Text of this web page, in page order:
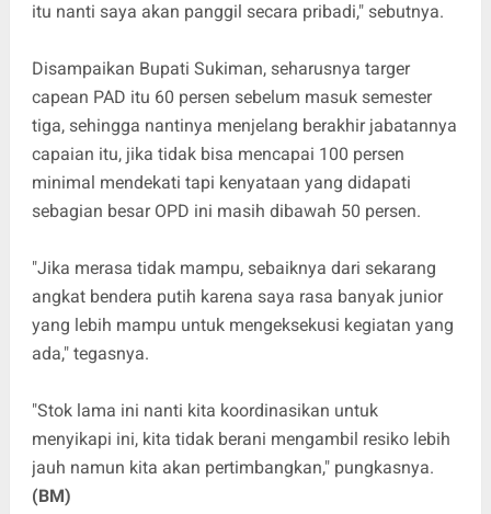
itu nanti saya akan panggil secara pribadi," sebutnya.
Disampaikan Bupati Sukiman, seharusnya targer
capean PAD itu 60 persen sebelum masuk semester
tiga, sehingga nantinya menjelang berakhir jabatannya
capaian itu, jika tidak bisa mencapai 100 persen
minimal mendekati tapi kenyataan yang didapati
sebagian besar OPD ini masih dibawah 50 persen.
"Jika merasa tidak mampu, sebaiknya dari sekarang
angkat bendera putih karena saya rasa banyak junior
yang lebih mampu untuk mengeksekusi kegiatan yang
ada," tegasnya.
"Stok lama ini nanti kita koordinasikan untuk
menyikapi ini, kita tidak berani mengambil resiko lebih
jauh namun kita akan pertimbangkan," pungkasnya.
(BM)